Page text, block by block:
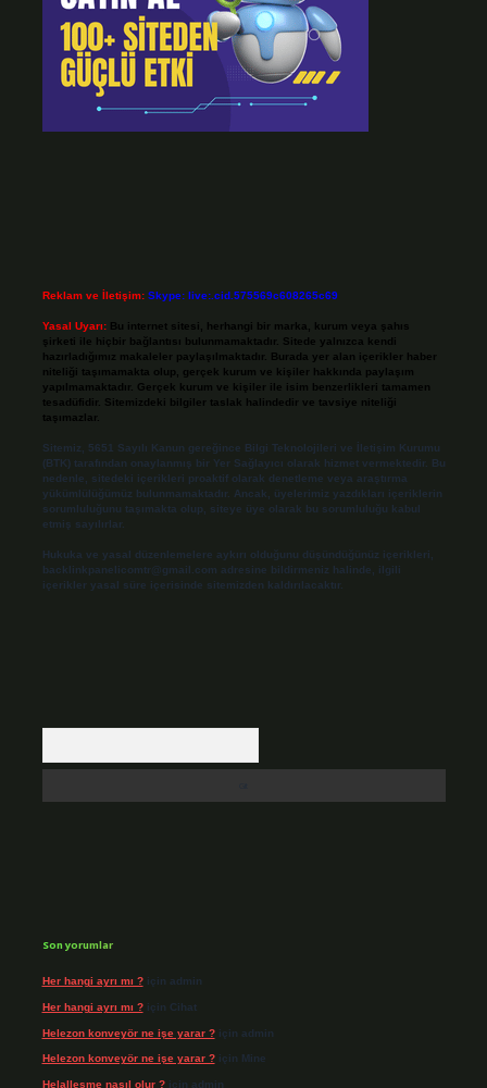
Reklam ve İletişim: Skype: live:.cid.575569c608265c69
Yasal Uyarı: Bu internet sitesi, herhangi bir marka, kurum veya şahıs
şirketi ile hiçbir bağlantısı bulunmamaktadır. Sitede yalnızca kendi
hazırladığımız makaleler paylaşılmaktadır. Burada yer alan içerikler haber
niteliği taşımamakta olup, gerçek kurum ve kişiler hakkında paylaşım
yapılmamaktadır. Gerçek kurum ve kişiler ile isim benzerlikleri tamamen
tesadüfidir. Sitemizdeki bilgiler taslak halindedir ve tavsiye niteliği
taşımazlar.
Sitemiz, 5651 Sayılı Kanun gereğince Bilgi Teknolojileri ve İletişim Kurumu
(BTK) tarafından onaylanmış bir Yer Sağlayıcı olarak hizmet vermektedir. Bu
nedenle, sitedeki içerikleri proaktif olarak denetleme veya araştırma
yükümlülüğümüz bulunmamaktadır. Ancak, üyelerimiz yazdıkları içeriklerin
sorumluluğunu taşımakta olup, siteye üye olarak bu sorumluluğu kabul
etmiş sayılırlar.
Hukuka ve yasal düzenlemelere aykırı olduğunu düşündüğünüz içerikleri,
backlinkpanelicomtr@gmail.com adresine bildirmeniz halinde, ilgili
içerikler yasal süre içerisinde sitemizden kaldırılacaktır.
Son yorumlar
Her hangi ayrı mı ?için admin
Her hangi ayrı mı ?için Cihat
Helezon konveyör ne işe yarar ?için admin
Helezon konveyör ne işe yarar ?için Mine
Helalleşme nasıl olur ?için admin